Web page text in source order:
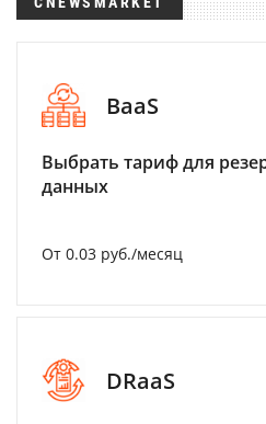
BaaS
Выбрать тариф для
данных
От 0.03 руб./месяц
DRaaS